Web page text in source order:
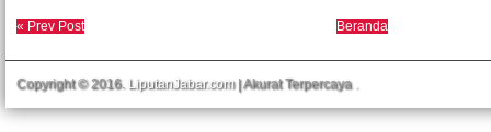
« Prev Post Beranda
Copyright © 2016. LiputanJabar.com| Akurat Terpercaya